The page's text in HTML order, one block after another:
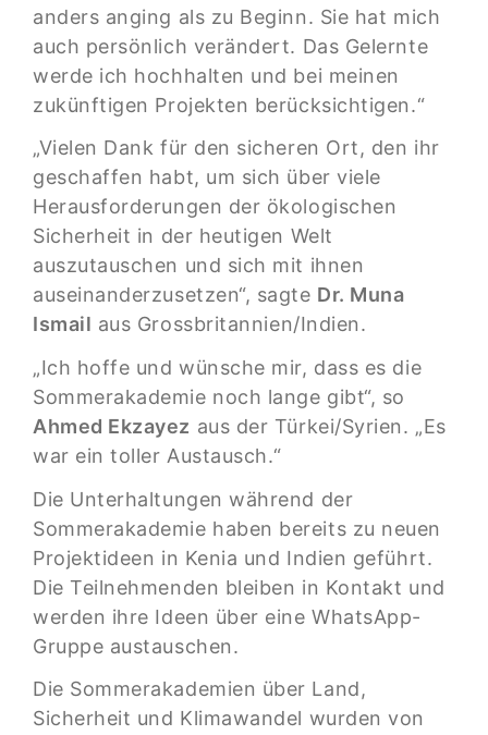
anders anging als zu Beginn. Sie hat mich
auch persönlich verändert. Das Gelernte
werde ich hochhalten und bei meinen
zukünftigen Projekten berücksichtigen.“
„Vielen Dank für den sicheren Ort, den ihr
geschaffen habt, um sich über viele
Herausforderungen der ökologischen
Sicherheit in der heutigen Welt
auszutauschen und sich mit ihnen
auseinanderzusetzen“, sagte Dr. Muna
Ismail aus Grossbritannien/Indien.
„Ich hoffe und wünsche mir, dass es die
Sommerakademie noch lange gibt“, so
Ahmed Ekzayez aus der Türkei/Syrien. „Es
war ein toller Austausch.“
Die Unterhaltungen während der
Sommerakademie haben bereits zu neuen
Projektideen in Kenia und Indien geführt.
Die Teilnehmenden bleiben in Kontakt und
werden ihre Ideen über eine WhatsApp-
Gruppe austauschen.
Die Sommerakademien über Land,
Sicherheit und Klimawandel wurden von